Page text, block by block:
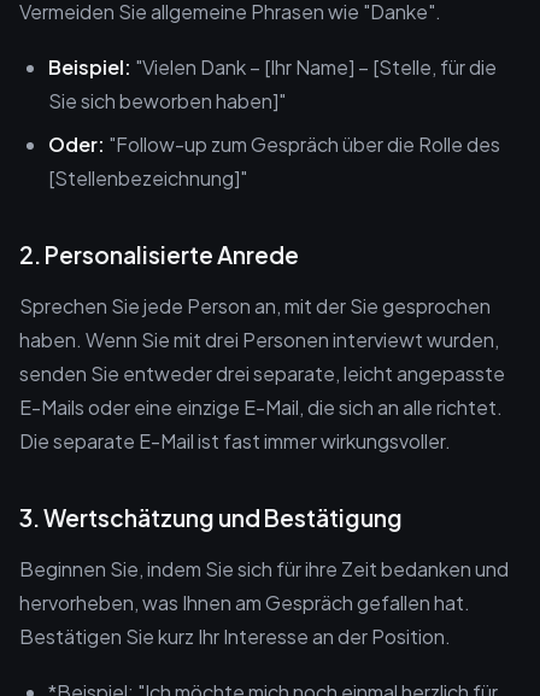
Vermeiden Sie allgemeine Phrasen wie "Danke".
Beispiel: "Vielen Dank – [Ihr Name] – [Stelle, für die
Sie sich beworben haben]"
Oder: "Follow-up zum Gespräch über die Rolle des
[Stellenbezeichnung]"
2. Personalisierte Anrede
Sprechen Sie jede Person an, mit der Sie gesprochen
haben. Wenn Sie mit drei Personen interviewt wurden,
senden Sie entweder drei separate, leicht angepasste
E-Mails oder eine einzige E-Mail, die sich an alle richtet.
Die separate E-Mail ist fast immer wirkungsvoller.
3. Wertschätzung und Bestätigung
Beginnen Sie, indem Sie sich für ihre Zeit bedanken und
hervorheben, was Ihnen am Gespräch gefallen hat.
Bestätigen Sie kurz Ihr Interesse an der Position.